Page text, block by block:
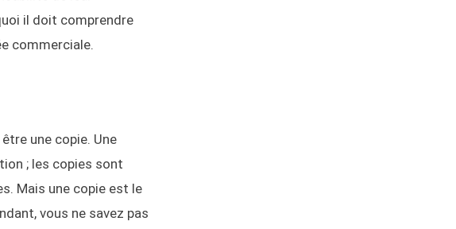
il doit comprendre
commerciale.
une copie. Une
; les copies sont
Mais une copie est le
vous ne savez pas